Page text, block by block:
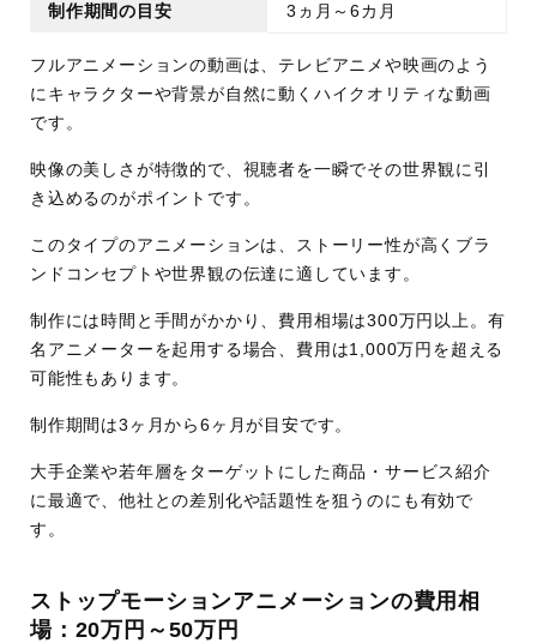
制作期間の目安 3ヵ月～6カ月
フルアニメーションの動画は、テレビアニメや映画のよう
にキャラクターや背景が自然に動くハイクオリティな動画
です。
映像の美しさが特徴的で、視聴者を一瞬でその世界観に引
き込めるのがポイントです。
このタイプのアニメーションは、ストーリー性が高くブラ
ンドコンセプトや世界観の伝達に適しています。
制作には時間と手間がかかり、費用相場は300万円以上。有
名アニメーターを起用する場合、費用は1,000万円を超える
可能性もあります。
制作期間は3ヶ月から6ヶ月が目安です。
大手企業や若年層をターゲットにした商品・サービス紹介
に最適で、他社との差別化や話題性を狙うのにも有効で
す。
ストップモーションアニメーションの費用相
場：20万円～50万円